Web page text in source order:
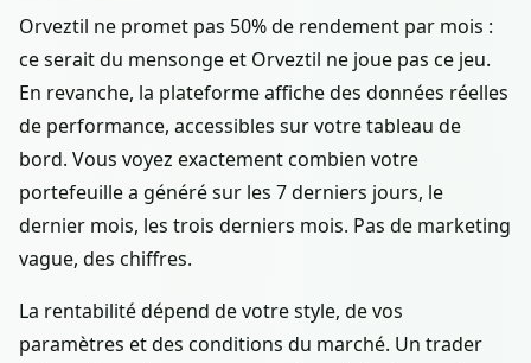
Orveztil ne promet pas 50% de rendement par mois :
ce serait du mensonge et Orveztil ne joue pas ce jeu.
En revanche, la plateforme affiche des données réelles
de performance, accessibles sur votre tableau de
bord. Vous voyez exactement combien votre
portefeuille a généré sur les 7 derniers jours, le
dernier mois, les trois derniers mois. Pas de marketing
vague, des chiffres.
La rentabilité dépend de votre style, de vos
paramètres et des conditions du marché. Un trader